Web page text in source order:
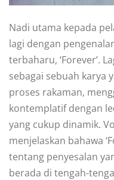
Nadi utama kepada
lagi dengan
terbaharu, ‘Forever’.
sebagai sebuah karya
proses rakaman,
kontemplatif dengan
yang cukup dinamik.
menjelaskan bahawa
tentang penyesalan
berada di tengah-